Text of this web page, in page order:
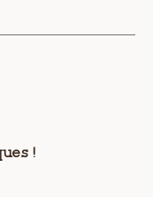
!